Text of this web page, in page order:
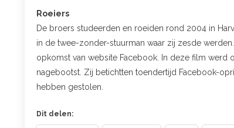
Roeiers
De broers studeerden en roeiden rond 2004 in
in de twee-zonder-stuurman waar zij zesde
opkomst van website Facebook. In deze film werd
nagebootst. Zij betichtten toendertijd Facebook-
hebben gestolen.
Dit delen: